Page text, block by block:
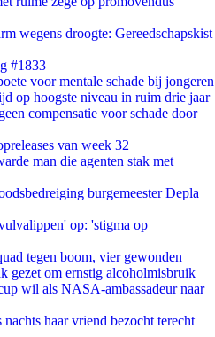
wegens droogte: Gereedschapskist
#1833
voor mentale schade bij jongeren
op hoogste niveau in ruim drie jaar
compensatie voor schade door
van week 32
man die agenten stak met
burgemeester Depla
op: 'stigma op
tegen boom, vier gewonden
gezet om ernstig alcoholmisbruik
wil als NASA-ambassadeur naar
haar vriend bezocht terecht